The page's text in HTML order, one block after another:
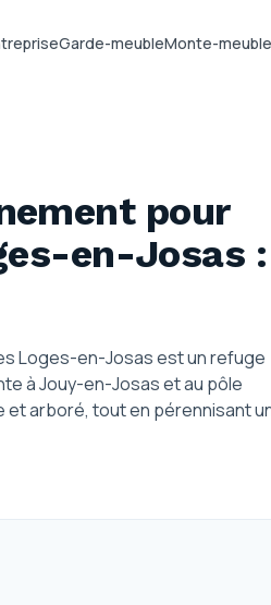
Garde-meubleMonte-meuble
pour
en-Josas :
Loges-en-Josas est un refuge
à Jouy-en-Josas et au pôle
et arboré, tout en pérennisant